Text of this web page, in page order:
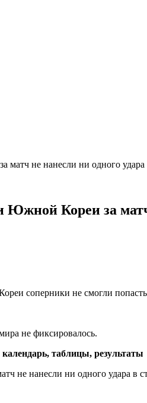
не нанесли ни одного удара
Кореи за матч
соперники не смогли попасть
не фиксировалось.
таблицы, результаты